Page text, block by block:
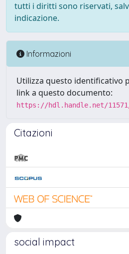
tutti i diritti sono riservati,
indicazione.
Informazioni
Utilizza questo identificativo
link a questo documento:
https://hdl.handle.net/11571/
Citazioni
social impact